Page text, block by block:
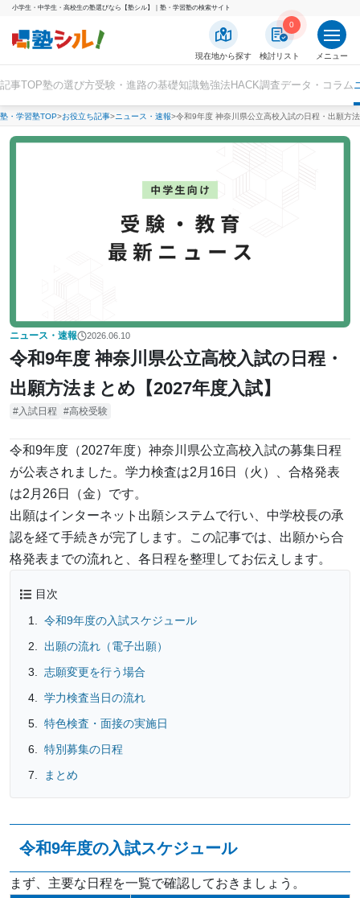
小学生・中学生・高校生の塾選びなら【塾シル】｜塾・学習塾の検索サイト
現在地から探す
0
検討リスト メニュー
記事TOP塾の選び方受験・進路の基礎知識勉強法HACK調査データ・コラム
塾・学習塾TOP お役立ち記事 ニュース・速報 令和9年度 神奈川県公立高校入試の日程・出願方
ニュース・速報 2026.06.10
令和9年度 神奈川県公立高校入試の日程・
出願方法まとめ【2027年度入試】
入試日程 高校受験
令和9年度（2027年度）神奈川県公立高校入試の募集日程
が公表されました。学力検査は2月16日（火）、合格発表
は2月26日（金）です。
出願はインターネット出願システムで行い、中学校長の承
認を経て手続きが完了します。この記事では、出願から合
格発表までの流れと、各日程を整理してお伝えします。
目次
令和9年度の入試スケジュール
出願の流れ（電子出願）
志願変更を行う場合
学力検査当日の流れ
特色検査・面接の実施日
特別募集の日程
まとめ
令和9年度の入試スケジュール
まず、主要な日程を一覧で確認しておきましょう。